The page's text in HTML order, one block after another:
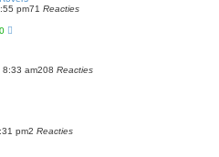
pm71 Reacties
8:33 am208 Reacties
pm2 Reacties